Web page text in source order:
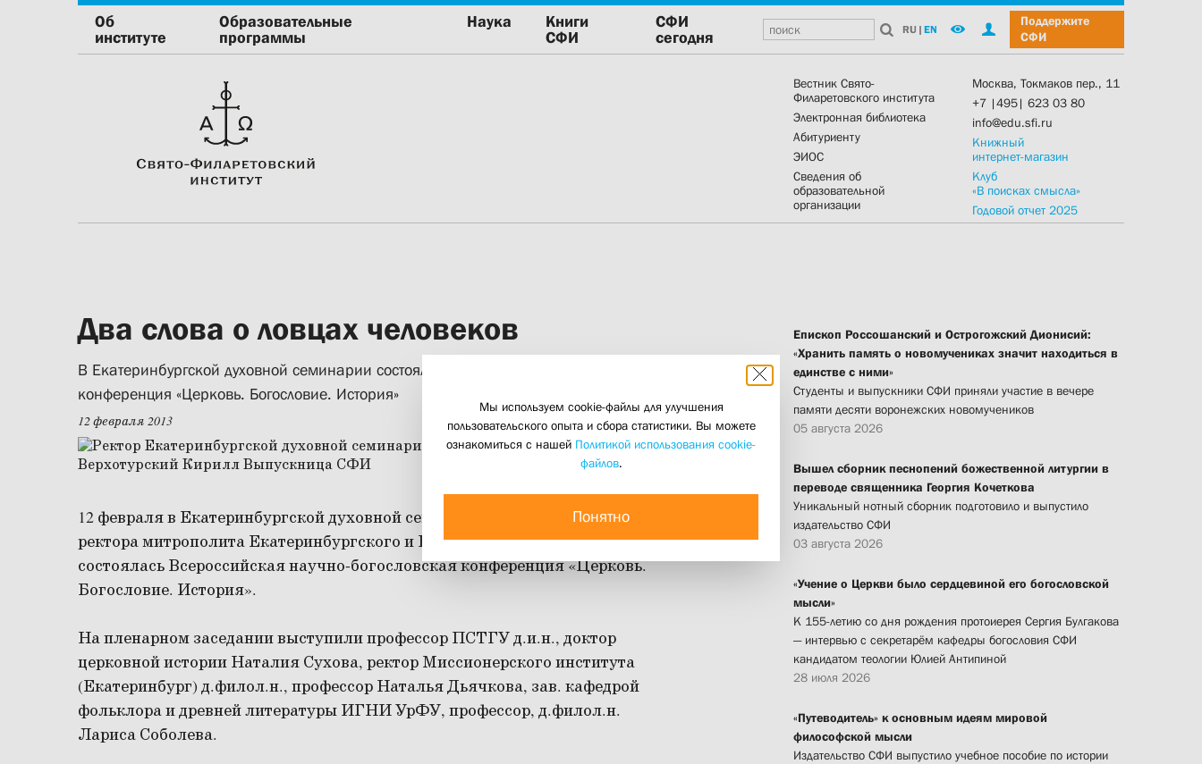
Об
институте
Образовательные
программы
Наука
Книги
СФИ
СФИ
сегодня
RU | EN
Поддержите
СФИ
Вестник Свято-
Филаретовского института
Электронная библиотека
Абитуриенту
ЭИОС
Сведения об
образовательной
организации
Москва, Токмаков пер., 11
+7 |495| 623 03 80
info@edu.sfi.ru
Книжный
интернет-магазин
Клуб
«В поисках смысла»
Годовой отчет 2025
Два слова о ловцах человеков
В Екатеринбургской духовной семинарии состоялась научно-богословская
конференция «Церковь. Богословие. История»
12 февраля 2013
12 февраля в Екатеринбургской духовной семинарии по благословению
ректора митрополита Екатеринбургского и Верхотурского Кирилла
состоялась Всероссийская научно-богословская конференция «Церковь.
Богословие. История».
На пленарном заседании выступили профессор ПСТГУ д.и.н., доктор
церковной истории Наталия Сухова, ректор Миссионерского института
(Екатеринбург) д.филол.н., профессор Наталья Дьячкова, зав. кафедрой
фольклора и древней литературы ИГНИ УрФУ, профессор, д.филол.н.
Лариса Соболева.
Епископ Россошанский и Острогожский Дионисий:
«Хранить память о новомучениках значит находиться в
единстве с ними»
Студенты и выпускники СФИ приняли участие в вечере
памяти десяти воронежских новомучеников
05 августа 2026
Вышел сборник песнопений божественной литургии в
переводе священника Георгия Кочеткова
Уникальный нотный сборник подготовило и выпустило
издательство СФИ
03 августа 2026
«Учение о Церкви было сердцевиной его богословской
мысли»
К 155-летию со дня рождения протоиерея Сергия Булгакова
— интервью с секретарём кафедры богословия СФИ
кандидатом теологии Юлией Антипиной
28 июля 2026
«Путеводитель» к основным идеям мировой
философской мысли
Издательство СФИ выпустило учебное пособие по истории
Мы используем cookie-файлы для улучшения
пользовательского опыта и сбора статистики. Вы можете
ознакомиться с нашей Политикой использования cookie-
файлов.
Понятно